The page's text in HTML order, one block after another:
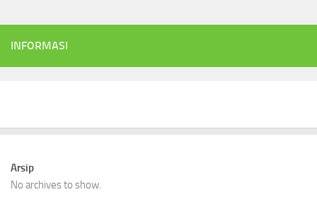
INFORMASI
Arsip
No archives to show.